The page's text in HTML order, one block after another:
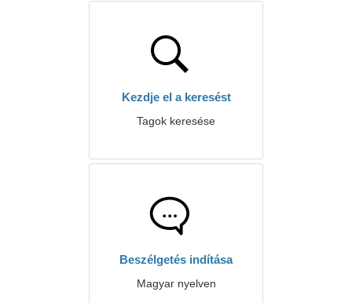
Kezdje el a keresést
Tagok keresése
Beszélgetés indítása
Magyar nyelven